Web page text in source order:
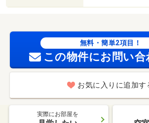
無料・簡単2項目！
この物件にお問い合
お気に入りに追加す
実際にお部屋を